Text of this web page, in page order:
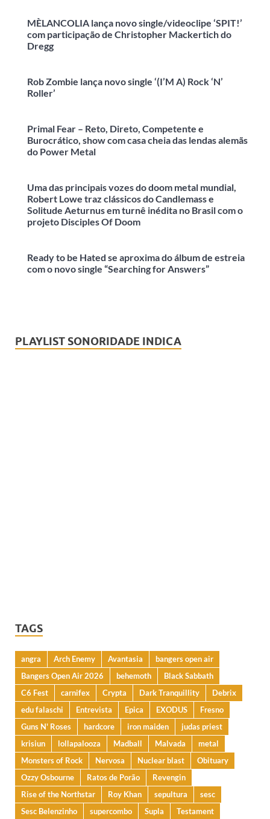
MÈLANCOLIA lança novo single/videoclipe ‘SPIT!’
com participação de Christopher Mackertich do
Dregg
Rob Zombie lança novo single ‘(I’M A) Rock ‘N’
Roller’
Primal Fear – Reto, Direto, Competente e
Burocrático, show com casa cheia das lendas alemãs
do Power Metal
Uma das principais vozes do doom metal mundial,
Robert Lowe traz clássicos do Candlemass e
Solitude Aeturnus em turnê inédita no Brasil com o
projeto Disciples Of Doom
Ready to be Hated se aproxima do álbum de estreia
com o novo single “Searching for Answers”
PLAYLIST SONORIDADE INDICA
TAGS
angra Arch Enemy Avantasia
bangers open air
Bangers Open Air 2026
behemoth
Black Sabbath
C6 Fest
carnifex Crypta Dark Tranquillity
Debrix
edu falaschi
Entrevista Epica EXODUS
Fresno
Guns N' Roses
hardcore iron maiden
judas priest
krisiun
lollapalooza Madball Malvada
metal
Monsters of Rock
Nervosa Nuclear blast
Obituary
Ozzy Osbourne
Ratos de Porão
Revengin
Rise of the Northstar
Roy Khan sepultura
sesc
Sesc Belenzinho
supercombo Supla Testament